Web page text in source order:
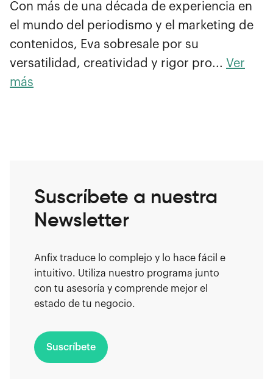
Con más de una década de experiencia en
el mundo del periodismo y el marketing de
contenidos, Eva sobresale por su
versatilidad, creatividad y rigor pro... Ver
más
Suscríbete a nuestra
Newsletter
Anfix traduce lo complejo y lo hace fácil e
intuitivo. Utiliza nuestro programa junto
con tu asesoría y comprende mejor el
estado de tu negocio.
Suscríbete